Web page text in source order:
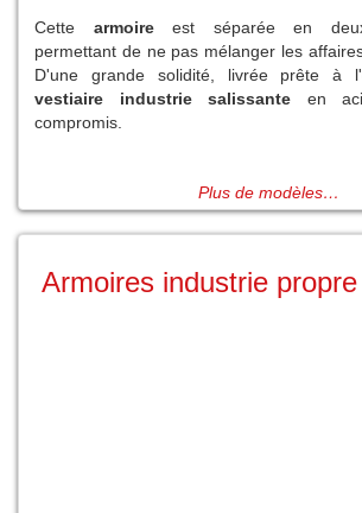
Cette armoire est séparée en
permettant de ne pas mélanger les
D'une grande solidité, livrée prête à
vestiaire industrie salissante en
compromis.
Plus de modèles…
Armoires industrie propre